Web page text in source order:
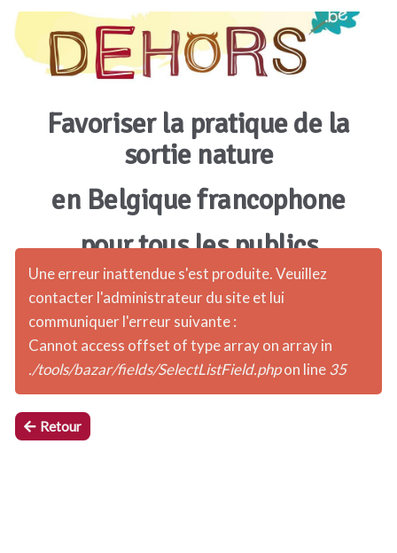
Favoriser la pratique de la
sortie nature
en Belgique francophone
pour tous les publics
Une erreur inattendue s'est produite. Veuillez
contacter l'administrateur du site et lui
communiquer l'erreur suivante :
Cannot access offset of type array on array in
./tools/bazar/fields/SelectListField.phpon line35
Retour